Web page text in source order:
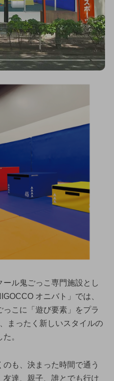
ール鬼ごっこ専門施設とし
オニバト」では、
こに「遊び要素」をプラ
まったく新しいスタイルの
。
も、決まった時間で通う
達、親子、誰とでも行け